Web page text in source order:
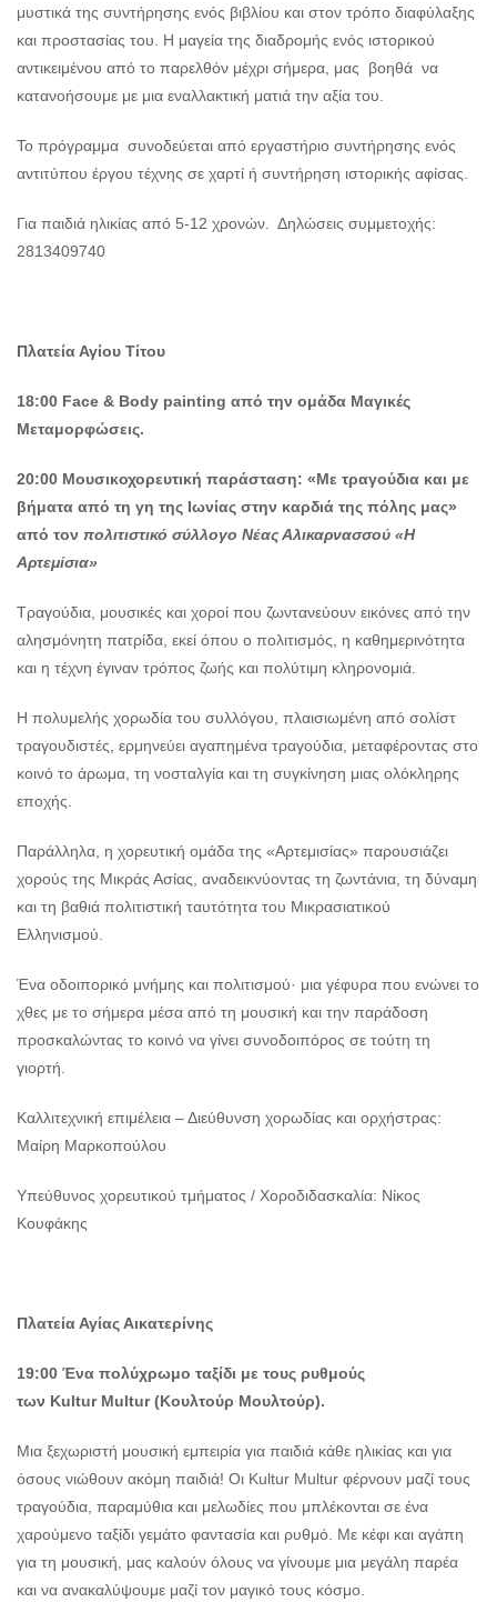
μυστικά της συντήρησης ενός βιβλίου και στον τρόπο διαφύλαξης
και προστασίας του. Η μαγεία της διαδρομής ενός ιστορικού
αντικειμένου από το παρελθόν μέχρι σήμερα, μας βοηθά να
κατανοήσουμε με μια εναλλακτική ματιά την αξία του.
Το πρόγραμμα συνοδεύεται από εργαστήριο συντήρησης ενός
αντιτύπου έργου τέχνης σε χαρτί ή συντήρηση ιστορικής αφίσας.
Για παιδιά ηλικίας από 5-12 χρονών. Δηλώσεις συμμετοχής:
2813409740
Πλατεία Αγίου Τίτου
18:00 Face & Body painting από την ομάδα Μαγικές
Μεταμορφώσεις.
20:00 Μουσικοχορευτική παράσταση: «Με τραγούδια και με
βήματα από τη γη της Ιωνίας στην καρδιά της πόλης μας»
από τον πολιτιστικό σύλλογο Νέας Αλικαρνασσού «Η
Αρτεμίσια»
Τραγούδια, μουσικές και χοροί που ζωντανεύουν εικόνες από την
αλησμόνητη πατρίδα, εκεί όπου ο πολιτισμός, η καθημερινότητα
και η τέχνη έγιναν τρόπος ζωής και πολύτιμη κληρονομιά.
Η πολυμελής χορωδία του συλλόγου, πλαισιωμένη από σολίστ
τραγουδιστές, ερμηνεύει αγαπημένα τραγούδια, μεταφέροντας στο
κοινό το άρωμα, τη νοσταλγία και τη συγκίνηση μιας ολόκληρης
εποχής.
Παράλληλα, η χορευτική ομάδα της «Αρτεμισίας» παρουσιάζει
χορούς της Μικράς Ασίας, αναδεικνύοντας τη ζωντάνια, τη δύναμη
και τη βαθιά πολιτιστική ταυτότητα του Μικρασιατικού
Ελληνισμού.
Ένα οδοιπορικό μνήμης και πολιτισμού· μια γέφυρα που ενώνει το
χθες με το σήμερα μέσα από τη μουσική και την παράδοση
προσκαλώντας το κοινό να γίνει συνοδοιπόρος σε τούτη τη
γιορτή.
Καλλιτεχνική επιμέλεια – Διεύθυνση χορωδίας και ορχήστρας:
Μαίρη Μαρκοπούλου
Υπεύθυνος χορευτικού τμήματος / Χοροδιδασκαλία: Νίκος
Κουφάκης
Πλατεία Αγίας Αικατερίνης
19:00 Ένα πολύχρωμο ταξίδι με τους ρυθμούς
των Kultur Multur (Κουλτούρ Μουλτούρ).
Μια ξεχωριστή μουσική εμπειρία για παιδιά κάθε ηλικίας και για
όσους νιώθουν ακόμη παιδιά! Οι Kultur Multur φέρνουν μαζί τους
τραγούδια, παραμύθια και μελωδίες που μπλέκονται σε ένα
χαρούμενο ταξίδι γεμάτο φαντασία και ρυθμό. Με κέφι και αγάπη
για τη μουσική, μας καλούν όλους να γίνουμε μια μεγάλη παρέα
και να ανακαλύψουμε μαζί τον μαγικό τους κόσμο.